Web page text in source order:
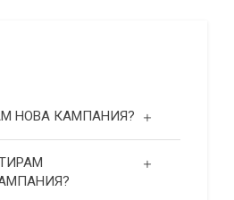
НОВА КАМПАНИЯ?